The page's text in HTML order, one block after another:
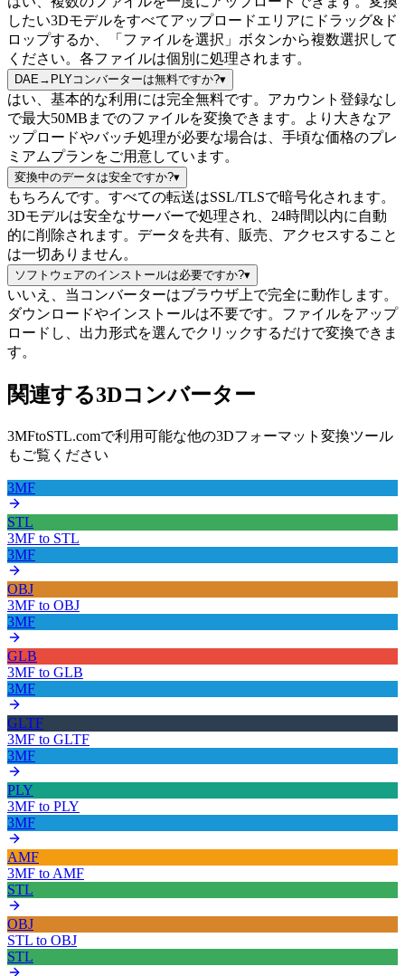
したい3Dモデルをすべてアップロードエリアにドラッグ&ド
ロップするか、「ファイルを選択」ボタンから複数選択して
ください。各ファイルは個別に処理されます。
DAE→PLYコンバーターは無料ですか?▾
はい、基本的な利用には完全無料です。アカウント登録なし
で最大50MBまでのファイルを変換できます。より大きなア
ップロードやバッチ処理が必要な場合は、手頃な価格のプレ
ミアムプランをご用意しています。
変換中のデータは安全ですか?▾
もちろんです。すべての転送はSSL/TLSで暗号化されます。
3Dモデルは安全なサーバーで処理され、24時間以内に自動
的に削除されます。データを共有、販売、アクセスすること
は一切ありません。
ソフトウェアのインストールは必要ですか?▾
いいえ、当コンバーターはブラウザ上で完全に動作します。
ダウンロードやインストールは不要です。ファイルをアップ
ロードし、出力形式を選んでクリックするだけで変換できま
す。
関連する3Dコンバーター
3MFtoSTL.comで利用可能な他の3Dフォーマット変換ツール
もご覧ください
3MF
STL
3MF to STL
3MF
OBJ
3MF to OBJ
3MF
GLB
3MF to GLB
3MF
GLTF
3MF to GLTF
3MF
PLY
3MF to PLY
3MF
AMF
3MF to AMF
STL
OBJ
STL to OBJ
STL